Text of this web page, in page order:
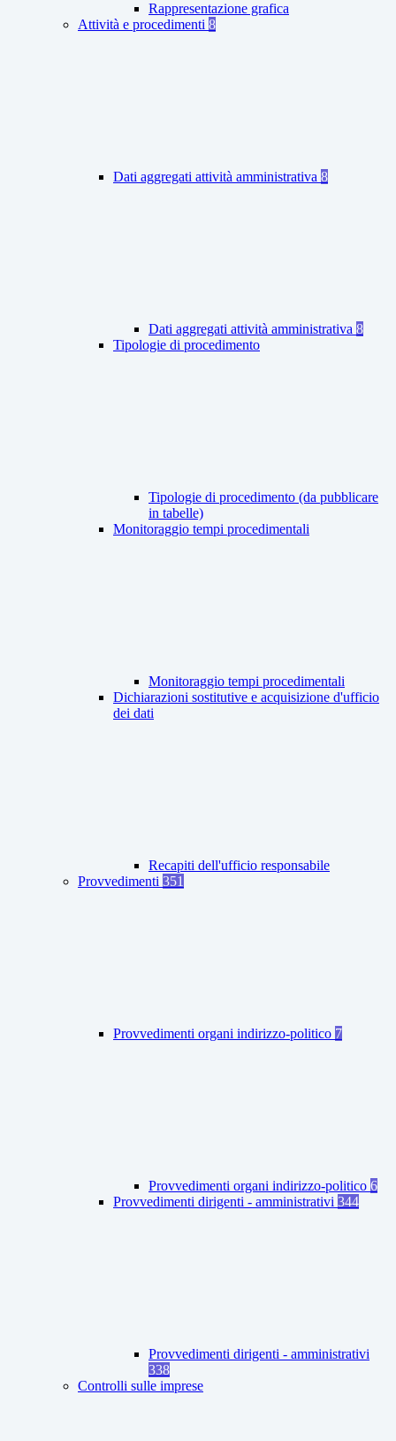
Rappresentazione grafica
Attività e procedimenti 8
Dati aggregati attività amministrativa 8
Dati aggregati attività amministrativa 8
Tipologie di procedimento
Tipologie di procedimento (da pubblicare
in tabelle)
Monitoraggio tempi procedimentali
Monitoraggio tempi procedimentali
Dichiarazioni sostitutive e acquisizione d'ufficio
dei dati
Recapiti dell'ufficio responsabile
Provvedimenti 351
Provvedimenti organi indirizzo-politico 7
Provvedimenti organi indirizzo-politico 6
Provvedimenti dirigenti - amministrativi 344
Provvedimenti dirigenti - amministrativi
338
Controlli sulle imprese